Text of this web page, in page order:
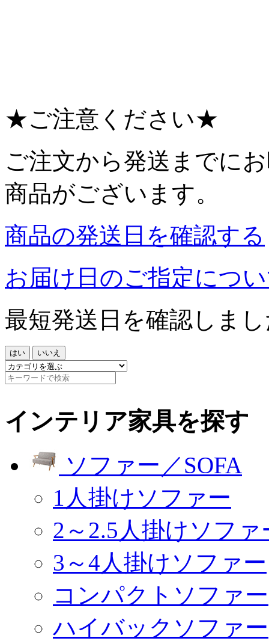
★ご注意ください★
ご注文から発送までに
商品がございます。
商品の発送日を確認する
お届け日のご指定につ
最短発送日を確認しま
はい いいえ
インテリア家具を探す
ソファー／SOFA
1人掛けソファー
2～2.5人掛けソファ
3～4人掛けソファー
コンパクトソファー
ハイバックソファー